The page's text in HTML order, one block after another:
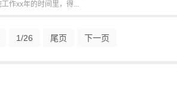
作xx年的时间里，得...
1/26 尾页 下一页